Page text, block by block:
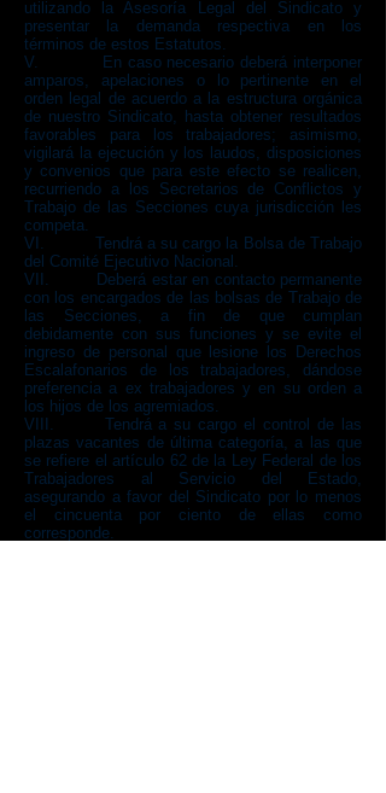
utilizando la Asesoría Legal del Sindicato y
presentar la demanda respectiva en los
términos de estos Estatutos.
V. En caso necesario deberá interponer
amparos, apelaciones o lo pertinente en el
orden legal de acuerdo a la estructura orgánica
de nuestro Sindicato, hasta obtener resultados
favorables para los trabajadores; asimismo,
vigilará la ejecución y los laudos, disposiciones
y convenios que para este efecto se realicen,
recurriendo a los Secretarios de Conflictos y
Trabajo de las Secciones cuya jurisdicción les
competa.
VI. Tendrá a su cargo la Bolsa de Trabajo
del Comité Ejecutivo Nacional.
VII. Deberá estar en contacto permanente
con los encargados de las bolsas de Trabajo de
las Secciones, a fin de que cumplan
debidamente con sus funciones y se evite el
ingreso de personal que lesione los Derechos
Escalafonarios de los trabajadores, dándose
preferencia a ex trabajadores y en su orden a
los hijos de los agremiados.
VIII. Tendrá a su cargo el control de las
plazas vacantes de última categoría, a las que
se refiere el artículo 62 de la Ley Federal de los
Trabajadores al Servicio del Estado,
asegurando a favor del Sindicato por lo menos
el cincuenta por ciento de ellas como
corresponde.